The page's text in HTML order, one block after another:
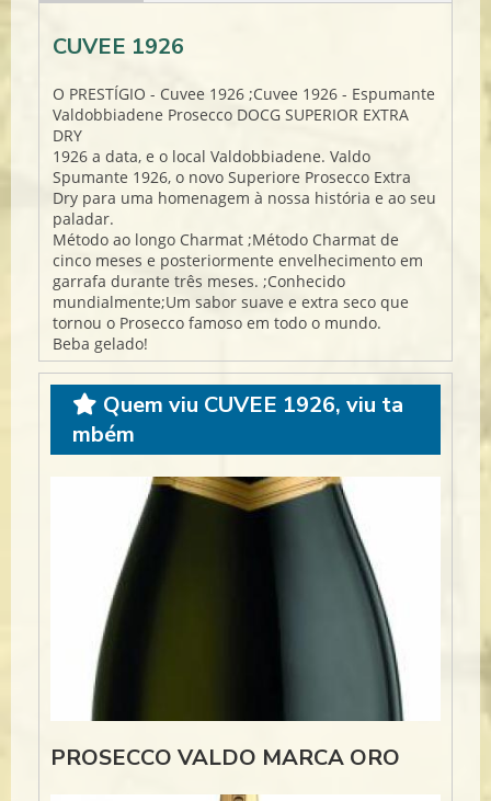
CUVEE 1926
O PRESTÍGIO - Cuvee 1926 ;Cuvee 1926 - Espumante
Valdobbiadene Prosecco DOCG SUPERIOR EXTRA
DRY
1926 a data, e o local Valdobbiadene. Valdo
Spumante 1926, o novo Superiore Prosecco Extra
Dry para uma homenagem à nossa história e ao seu
paladar.
Método ao longo Charmat ;Método Charmat de
cinco meses e posteriormente envelhecimento em
garrafa durante três meses. ;Conhecido
mundialmente;Um sabor suave e extra seco que
tornou o Prosecco famoso em todo o mundo.
Beba gelado!
Quem viu CUVEE 1926, viu ta
mbém
PROSECCO VALDO MARCA ORO